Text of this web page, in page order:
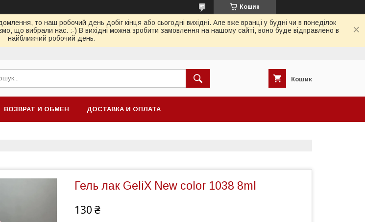
Кошик
то наш робочий день добіг кінця або сьогодні вихідні. Але вже вранці у будні чи в понеділок
що вибрали нас. :-) В вихідні можна зробити замовлення на нашому сайті, воно буде відправлено в
найближчий робочий день.
Кошик
ВОЗВРАТ И ОБМЕН ДОСТАВКА И ОПЛАТА
Гель лак GeliX New color 1038 8ml
130 ₴